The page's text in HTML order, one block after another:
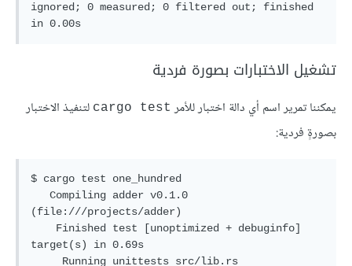
ignored; 0 measured; 0 filtered out; finished
تشغيل الاختبارات بصورة فردية
يمكننا تمرير اسم أي دالة اختبار للأمر cargo test لتنفيذ الاختبار
بصورةٍ فردية:
$ cargo test one_hundred
(file:///projects/adder)
target(s) in 0.69s